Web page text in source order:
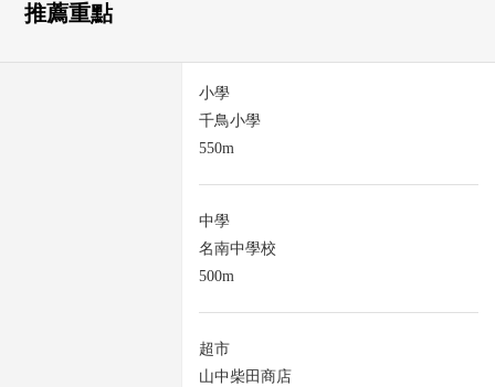
推薦重點
小學
千鳥小學
550m
中學
名南中學校
500m
超市
山中柴田商店